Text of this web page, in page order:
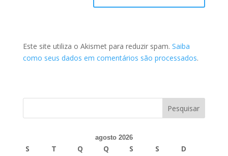
Este site utiliza o Akismet para reduzir spam. Saiba
como seus dados em comentários são processados.
agosto 2026
S T Q Q S S
D